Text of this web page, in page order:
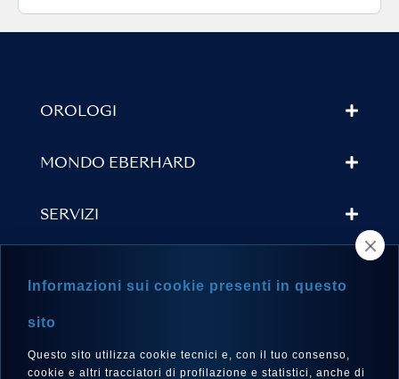
OROLOGI
MONDO EBERHARD
SERVIZI
Informazioni sui cookie presenti in questo
sito
Questo sito utilizza cookie tecnici e, con il tuo consenso,
cookie e altri tracciatori di profilazione e statistici, anche di